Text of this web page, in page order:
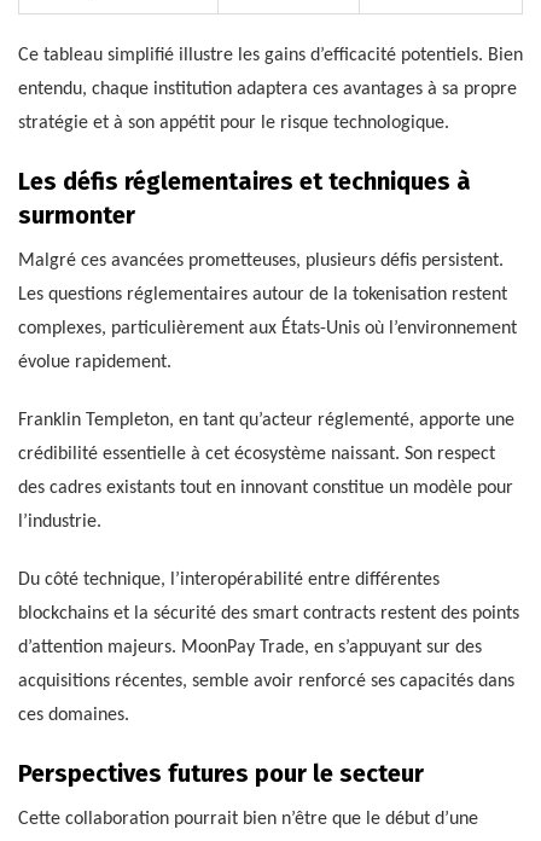
Ce tableau simplifié illustre les gains d’efficacité potentiels. Bien
entendu, chaque institution adaptera ces avantages à sa propre
stratégie et à son appétit pour le risque technologique.
Les défis réglementaires et techniques à
surmonter
Malgré ces avancées prometteuses, plusieurs défis persistent.
Les questions réglementaires autour de la tokenisation restent
complexes, particulièrement aux États-Unis où l’environnement
évolue rapidement.
Franklin Templeton, en tant qu’acteur réglementé, apporte une
crédibilité essentielle à cet écosystème naissant. Son respect
des cadres existants tout en innovant constitue un modèle pour
l’industrie.
Du côté technique, l’interopérabilité entre différentes
blockchains et la sécurité des smart contracts restent des points
d’attention majeurs. MoonPay Trade, en s’appuyant sur des
acquisitions récentes, semble avoir renforcé ses capacités dans
ces domaines.
Perspectives futures pour le secteur
Cette collaboration pourrait bien n’être que le début d’une